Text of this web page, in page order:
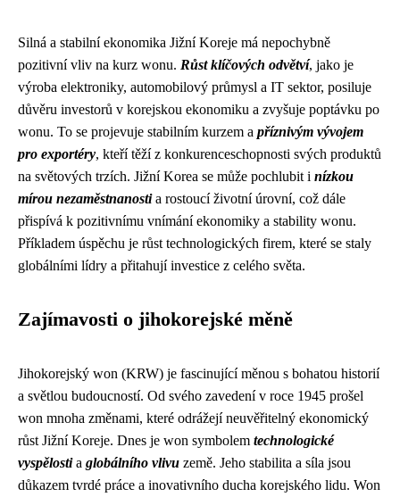
Silná a stabilní ekonomika Jižní Koreje má nepochybně
pozitivní vliv na kurz wonu. Růst klíčových odvětví, jako je
výroba elektroniky, automobilový průmysl a IT sektor, posiluje
důvěru investorů v korejskou ekonomiku a zvyšuje poptávku po
wonu. To se projevuje stabilním kurzem a příznivým vývojem
pro exportéry, kteří těží z konkurenceschopnosti svých produktů
na světových trzích. Jižní Korea se může pochlubit i nízkou
mírou nezaměstnanostia rostoucí životní úrovní, což dále
přispívá k pozitivnímu vnímání ekonomiky a stability wonu.
Příkladem úspěchu je růst technologických firem, které se staly
globálními lídry a přitahují investice z celého světa.
Zajímavosti o jihokorejské měně
Jihokorejský won (KRW) je fascinující měnou s bohatou historií
a světlou budoucností. Od svého zavedení v roce 1945 prošel
won mnoha změnami, které odrážejí neuvěřitelný ekonomický
růst Jižní Koreje. Dnes je won symbolem technologické
vyspělostia globálního vlivu země. Jeho stabilita a síla jsou
důkazem tvrdé práce a inovativního ducha korejského lidu. Won